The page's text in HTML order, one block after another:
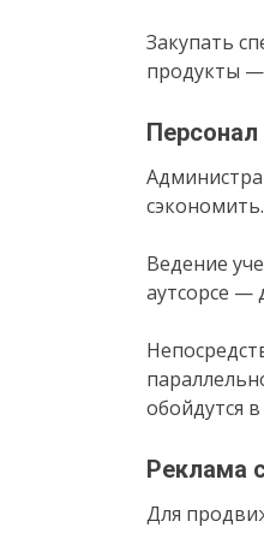
Закупать
продукты —
Персонал
сэкономить.
Ведение
аутсорсе —
обойдутся
Реклама
Для